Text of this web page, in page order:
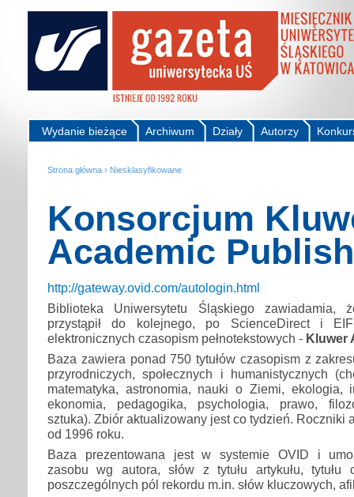
Autorzy
Działy
Archiwum
Wydanie bieżące
Strona główna › Niesklasyfikowane
Konsorcjum
Academic
http://gateway.ovid.com/autologin.html
Biblioteka Uniwersytetu Śląskiego zawiadamia,
przystąpił do kolejnego, po ScienceDirect i
elektronicznych czasopism pełnotekstowych - Kluwer
Baza zawiera ponad 750 tytułów czasopism z
przyrodniczych, społecznych i humanistycznych
matematyka, astronomia, nauki o Ziemi, ekologia,
ekonomia, pedagogika, psychologia, prawo,
sztuka). Zbiór aktualizowany jest co tydzień. Roczniki
od 1996 roku.
Baza prezentowana jest w systemie OVID i
zasobu wg autora, słów z tytułu artykułu, tytułu
poszczególnych pól rekordu m.in. słów kluczowych,